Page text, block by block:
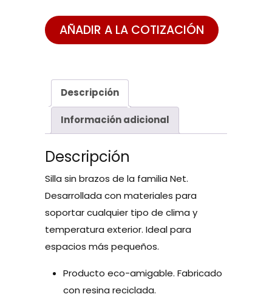
AÑADIR A LA COTIZACIÓN
Descripción
Información adicional
Descripción
Silla sin brazos de la familia Net.
Desarrollada con materiales para
soportar cualquier tipo de clima y
temperatura exterior. Ideal para
espacios más pequeños.
Producto eco-amigable. Fabricado
con resina reciclada.